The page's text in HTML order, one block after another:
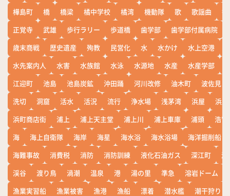
樺島町
橋 橋梁 橘中学校 橘湾 機動隊 歌 歌謡曲
正覚寺
武雄 歩行ラリー 歩道橋 歯学部 歯学部付属病院
歳末商戦
歴史遺産 殉教 民営化 水 水かけ 水上空港
水先案内人
水害 水族館 水泳 水源地 水産 水産学部
江迎町
池島 池島炭鉱 沖田踊 河川改修 油木町
波佐見
洗切
洞窟 活水 活況 流行 浄水場 浅茅湾 浜屋
浜
浜町商店街
浦上 浦上天主堂 浦上川 浦上車庫 浦頭
浩宮
海
海上自衛隊 海岸 海星 海水浴 海水浴場
海洋掘削船
海難事故
消費税 消防 消防訓練 液化石油ガス 深江町
淵
渓谷
渡り鳥 渦潮 温泉 港 湯の里 準急 溶岩ドーム
漁業実習船
漁業被害 漁港 漁船 漂着 潜水艦
潮干狩り